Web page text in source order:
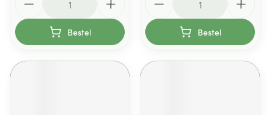
Bestel Bestel